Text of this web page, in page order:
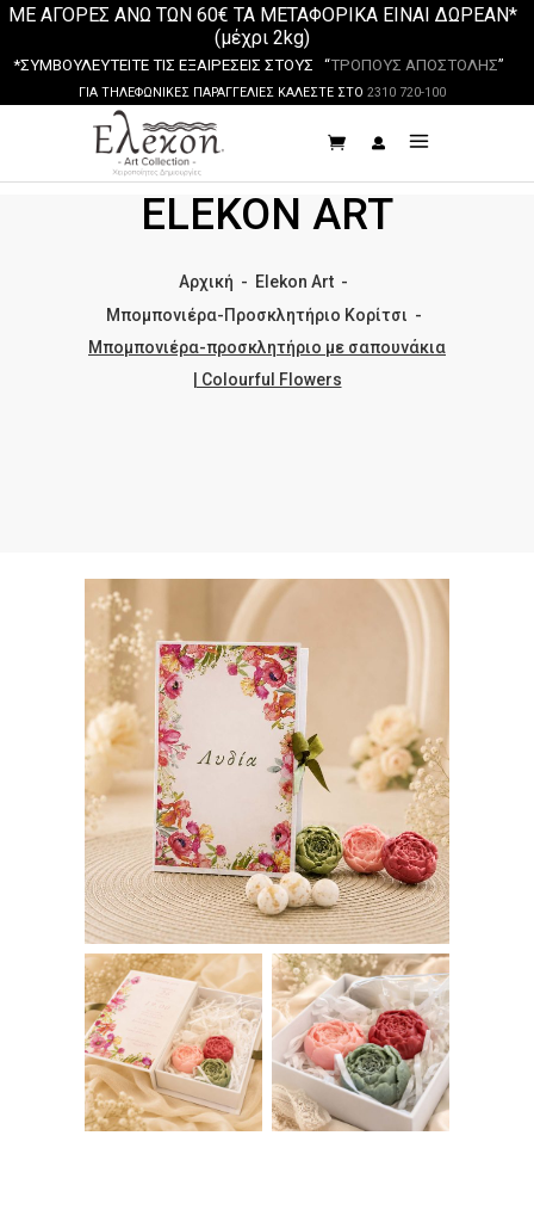
ΜΕ ΑΓΟΡΕΣ ΑΝΩ ΤΩΝ 60€ ΤΑ ΜΕΤΑΦΟΡΙΚΑ ΕΙΝΑΙ ΔΩΡΕΑΝ*
(μέχρι 2kg)
*ΣΥΜΒΟΥΛΕΥΤΕΙΤΕ ΤΙΣ ΕΞΑΙΡΕΣΕΙΣ ΣΤΟΥΣ “ΤΡΟΠΟΥΣ ΑΠΟΣΤΟΛΗΣ”
ΓΙΑ ΤΗΛΕΦΩΝΙΚΕΣ ΠΑΡΑΓΓΕΛΙΕΣ ΚΑΛΕΣΤΕ ΣΤΟ 2310 720-100
ELEKON ART
Αρχική - Elekon Art -
Μπομπονιέρα-Προσκλητήριο Κορίτσι -
Μπομπονιέρα-προσκλητήριο με σαπουνάκια
| Colourful Flowers